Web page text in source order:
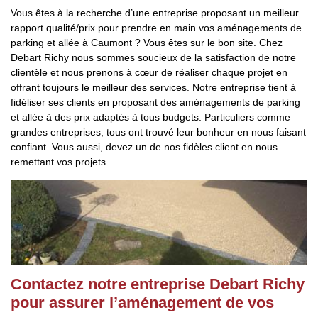
Vous êtes à la recherche d’une entreprise proposant un meilleur
rapport qualité/prix pour prendre en main vos aménagements de
parking et allée à Caumont ? Vous êtes sur le bon site. Chez
Debart Richy nous sommes soucieux de la satisfaction de notre
clientèle et nous prenons à cœur de réaliser chaque projet en
offrant toujours le meilleur des services. Notre entreprise tient à
fidéliser ses clients en proposant des aménagements de parking
et allée à des prix adaptés à tous budgets. Particuliers comme
grandes entreprises, tous ont trouvé leur bonheur en nous faisant
confiant. Vous aussi, devez un de nos fidèles client en nous
remettant vos projets.
Contactez notre entreprise Debart Richy
pour assurer l’aménagement de vos